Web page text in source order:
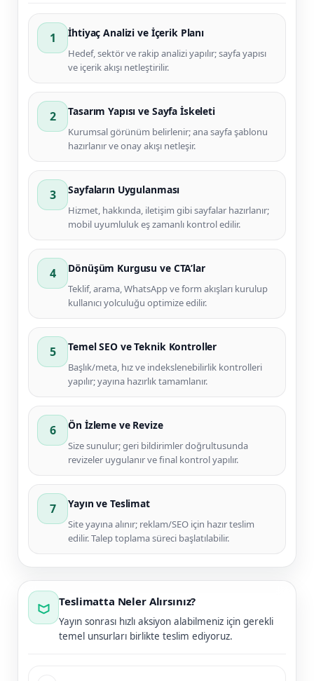
1 İhtiyaç Analizi ve İçerik Planı
Hedef, sektör ve rakip analizi yapılır; sayfa yapısı
ve içerik akışı netleştirilir.
2 Tasarım Yapısı ve Sayfa İskeleti
Kurumsal görünüm belirlenir; ana sayfa şablonu
hazırlanır ve onay akışı netleşir.
3 Sayfaların Uygulanması
Hizmet, hakkında, iletişim gibi sayfalar hazırlanır;
mobil uyumluluk eş zamanlı kontrol edilir.
4 Dönüşüm Kurgusu ve CTA’lar
Teklif, arama, WhatsApp ve form akışları kurulup
kullanıcı yolculuğu optimize edilir.
5 Temel SEO ve Teknik Kontroller
Başlık/meta, hız ve indekslenebilirlik kontrolleri
yapılır; yayına hazırlık tamamlanır.
6 Ön İzleme ve Revize
Size sunulur; geri bildirimler doğrultusunda
revizeler uygulanır ve final kontrol yapılır.
7 Yayın ve Teslimat
Site yayına alınır; reklam/SEO için hazır teslim
edilir. Talep toplama süreci başlatılabilir.
Teslimatta Neler Alırsınız?
Yayın sonrası hızlı aksiyon alabilmeniz için gerekli
temel unsurları birlikte teslim ediyoruz.